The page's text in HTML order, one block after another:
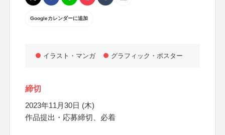
Googleカレンダーに追加
イラスト・マンガ グラフィック・ポスター
締切
2023年11月30日 (木)
作品提出・応募締切、必着